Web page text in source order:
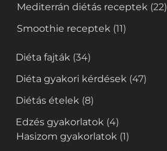
Mediterrán diétás receptek (22)
Smoothie receptek (11)
Diéta fajták (34)
Diéta gyakori kérdések (47)
Diétás ételek (8)
Edzés gyakorlatok (4)
Hasizom gyakorlatok (1)